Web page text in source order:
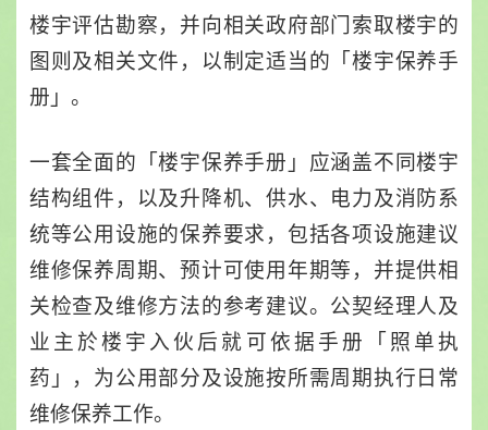
楼宇评估勘察，并向相关政府部门索取楼宇的
图则及相关文件，以制定适当的「楼宇保养手
册」。
一套全面的「楼宇保养手册」应涵盖不同楼宇
结构组件，以及升降机、供水、电力及消防系
统等公用设施的保养要求，包括各项设施建议
维修保养周期、预计可使用年期等，并提供相
关检查及维修方法的参考建议。公契经理人及
业主於楼宇入伙后就可依据手册「照单执
药」，为公用部分及设施按所需周期执行日常
维修保养工作。